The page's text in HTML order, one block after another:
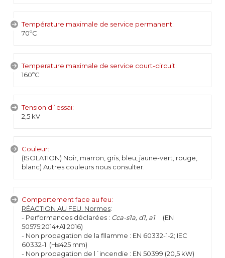
Température maximale de service permanent:
70ºC
Temperature maximale de service court-circuit:
160ºC
Tension d´essai:
2,5 kV
Couleur:
(ISOLATION) Noir, marron, gris, bleu, jaune-vert, rouge,
blanc) Autres couleurs nous consulter.
Comportement face au feu:
RÉACTION AU FEU. Normes:
- Performances déclarées : Cca-s1a, d1, a1
(EN
50575:2014+A1:2016)
- Non propagation de la fllamme : EN 60332-1-2; IEC
60332-1 (H≤425 mm)
- Non propagation de l´incendie : EN 50399 (20,5 kW)